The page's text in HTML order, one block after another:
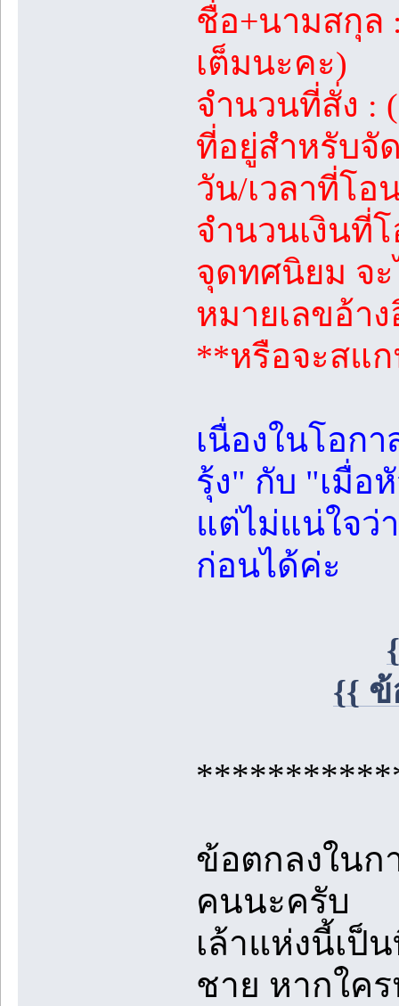
ชื่อ+นามสกุล
เต็มนะคะ)
จำนวนที่สั่ง :
ที่อยู่สำหรับจัด
วัน/เวลาที่โอน
จำนวนเงินที่
จุดทศนิยม จะ
หมายเลขอ้าง
**หรือจะสแ
เนื่องในโอก
รุ้ง" กับ "เมื่อ
แต่ไม่แน่ใจว่
ก่อนได้ค่ะ
{{ ข้
ข้อตกลงในก
คนนะครับ
เล้าแห่งนี้เป็
ชาย หากใค